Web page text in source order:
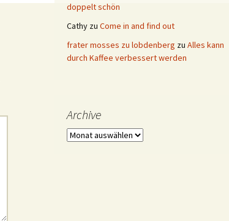
doppelt schön
Cathy zu Come in and find out
frater mosses zu lobdenberg zu Alles kann
durch Kaffee verbessert werden
Archive
Archive